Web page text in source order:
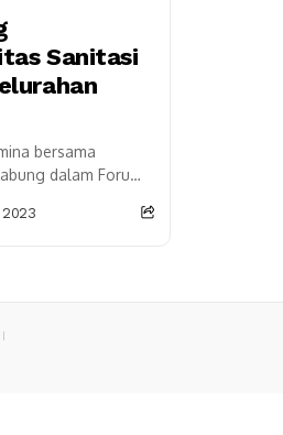
Sanitasi
bersama
dalam Forum
septic tank